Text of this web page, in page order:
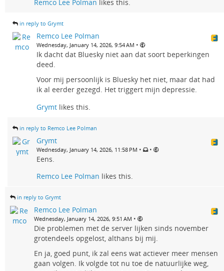
Remco Lee Polman likes this.
in reply to Grymt
Remco Lee Polman
Wednesday, January 14, 2026, 9:54 AM •
Ik dacht dat Bluesky niet aan dat soort beperkingen
deed.
Voor mij persoonlijk is Bluesky het niet, maar dat had
ik al eerder gezegd. Het triggert mijn depressie.
Grymt likes this.
in reply to Remco Lee Polman
Grymt
Wednesday, January 14, 2026, 11:58 PM • •
Eens.
Remco Lee Polman likes this.
in reply to Grymt
Remco Lee Polman
Wednesday, January 14, 2026, 9:51 AM •
Die problemen met de server lijken sinds november
grotendeels opgelost, althans bij mij.
En ja, goed punt, ik zal eens wat actiever meer mensen
gaan volgen. Ik volgde tot nu toe de natuurlijke weg,